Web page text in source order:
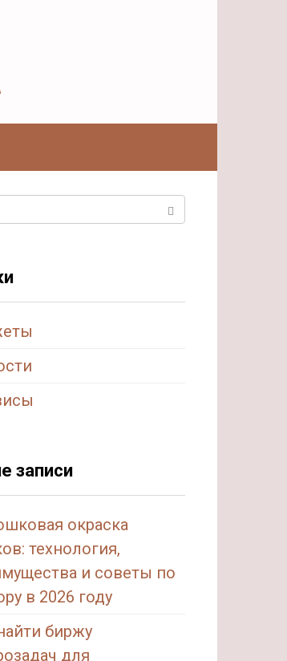
записи
окраска
технология,
и советы по
в 2026 году
биржу
для